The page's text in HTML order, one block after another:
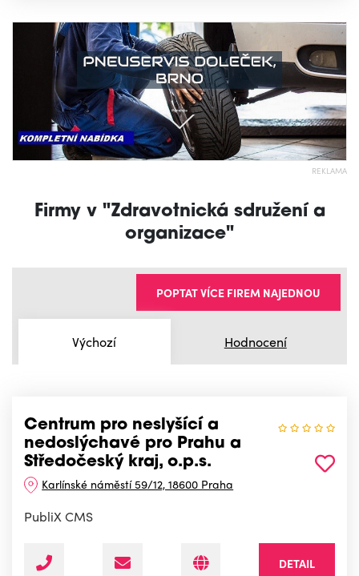
REKLAMA
Firmy v "Zdravotnická sdružení a
organizace"
Výchozí Hodnocení
POPTAT VÍCE FIREM NAJEDNOU
Centrum pro neslyšící a
nedoslýchavé pro Prahu a
Středočeský kraj, o.p.s.
Karlínské náměstí 59/12, 18600 Praha
PubliX CMS
DETAIL